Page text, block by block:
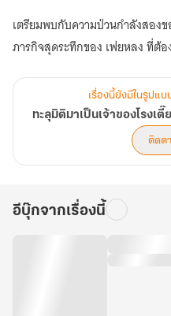
เตรียมพบกับความป่วนกำลังสอง
ภารกิจสุดระทึกของ เฟยหลง ที่ต้
จริงคือ จื่ออิง เงาแห่งชวด พร้อมเป้าประสงค์อันคุมเครือ
สุข เศร้า เหงา รัก และบู๊ล้างผลา
ปัญหาที่ทำให้ทุกคนต้องอ้าปากค้า
กระโดดขึ้นรถม้า แล้วไปผจญภัยใน
3" รับประกันความสนุกจนวางไม่ลง!
เรื่องนี้ยังมีในรูปแ
ติดต
อีบุ๊กจากเรื่องนี้